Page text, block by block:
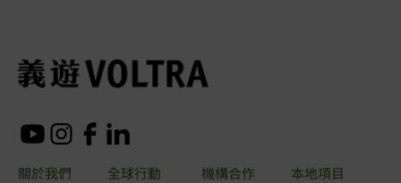
關於我們
全球行動
本地項目
機構合作